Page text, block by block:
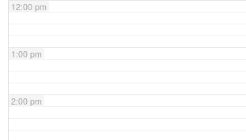
12:00 pm
1:00 pm
2:00 pm